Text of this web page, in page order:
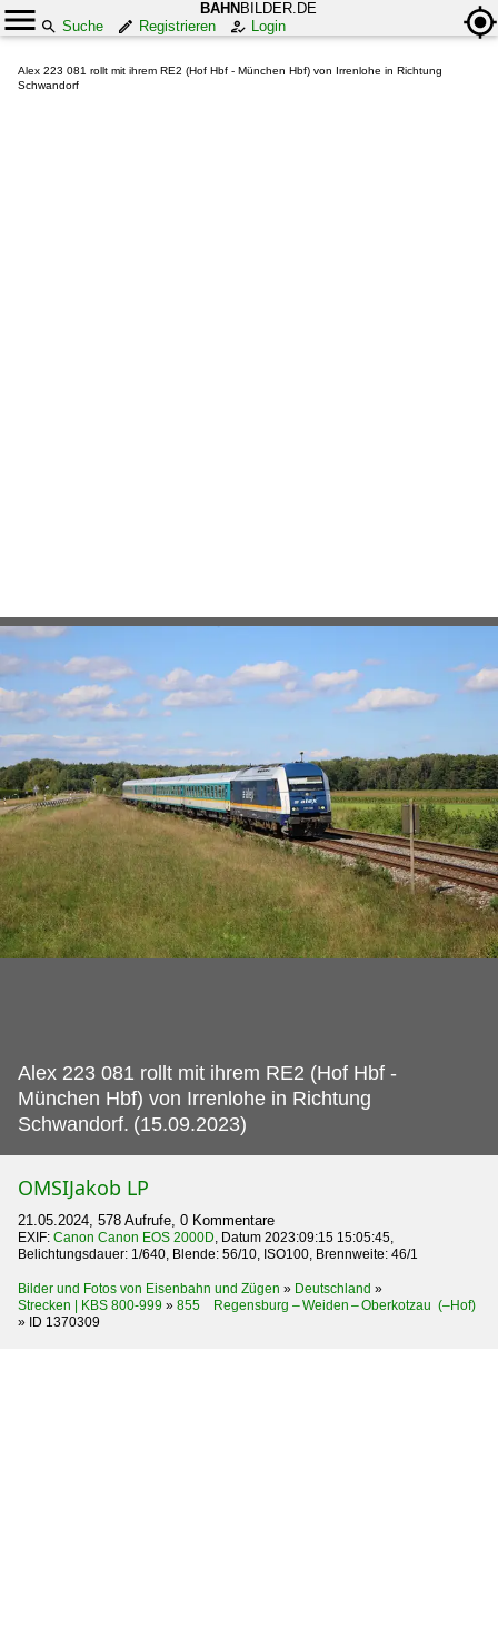
BAHN BILDER.DE
Suche
Registrieren Login
Alex 223 081 rollt mit ihrem RE2 (Hof Hbf - München Hbf) von Irrenlohe in Richtung
Schwandorf
Alex 223 081 rollt mit ihrem RE2 (Hof Hbf -
München Hbf) von Irrenlohe in Richtung
Schwandorf. (15.09.2023)
OMSIJakob LP
21.05.2024, 578 Aufrufe, 0 Kommentare
EXIF: Canon Canon EOS 2000D, Datum 2023:09:15 15:05:45,
Belichtungsdauer: 1/640, Blende: 56/10, ISO100, Brennweite: 46/1
Bilder und Fotos von Eisenbahn und Zügen » Deutschland »
Strecken | KBS 800-999 » 855 Regensburg – Weiden – Oberkotzau (–Hof)
» ID 1370309